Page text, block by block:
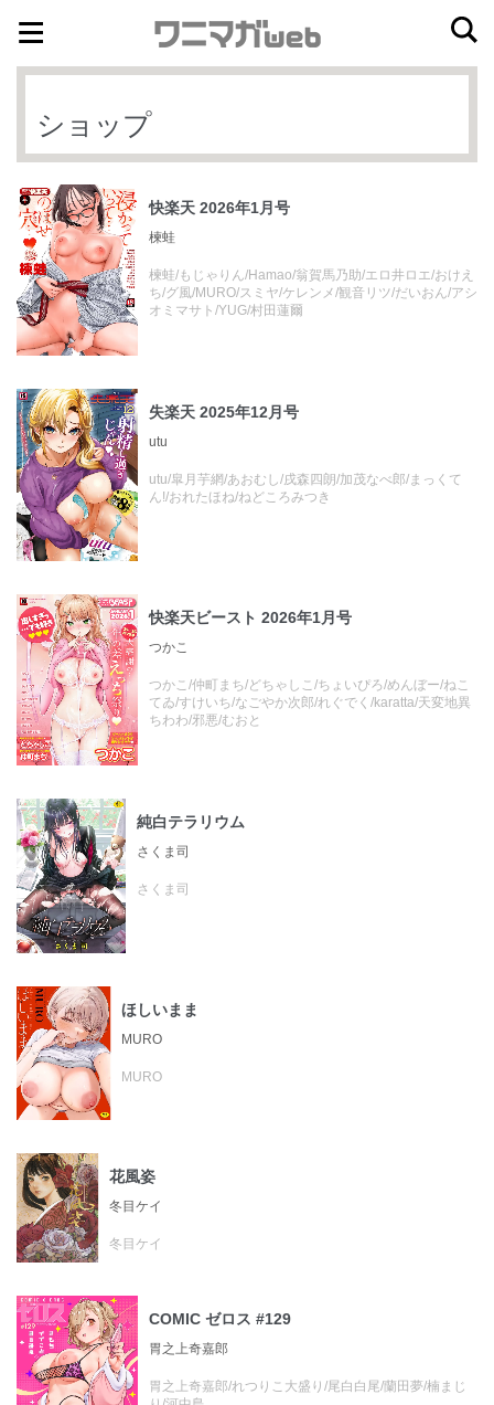
ナ
シ
ョ
ン
へ
ス
キ
ッ
コ
ツ
へ
ス
キ
ッ
プ
ショップ
快楽天 2026年1月号
楝蛙
楝蛙/もじゃりん/Hamao/翁賀馬乃助/エロ井ロエ/おけえ
ち/グ風/MURO/スミヤ/ケレンメ/観音リツ/だいおん/アシ
オミマサト/YUG/村田蓮爾
失楽天 2025年12月号
utu
utu/皐月芋網/あおむし/戌森四朗/加茂なべ郎/まっくて
ん!/おれたほね/ねどころみつき
快楽天ビースト 2026年1月号
つかこ
つかこ/仲町まち/どちゃしこ/ちょいぴろ/めんぼー/ねこ
てゐ/すけいち/なごやか次郎/れぐでく/karatta/天変地異
ちわわ/邪悪/むおと
純白テラリウム
さくま司
さくま司
ほしいまま
MURO
MURO
花風姿
冬目ケイ
冬目ケイ
COMIC ゼロス #129
胃之上奇嘉郎
胃之上奇嘉郎/れつりこ大盛り/尾白白尾/蘭田夢/楠まじ